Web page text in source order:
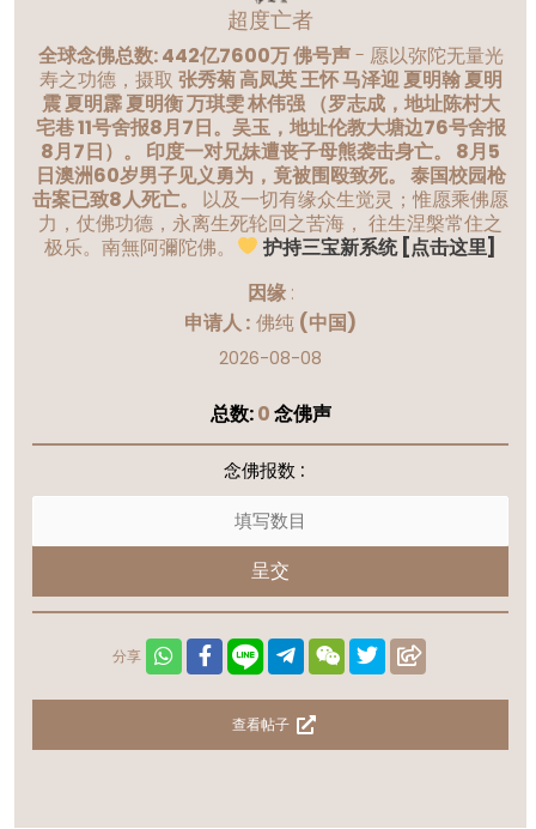
超度亡者
全球念佛总数: 442亿7600万 佛号声- 愿以弥陀无量光
寿之功德，摄取 张秀菊 高凤英 王怀 马泽迎 夏明翰 夏明
震 夏明霹 夏明衡 万琪雯 林伟强 （罗志成，地址陈村大
宅巷 11号舍报8月7日。吴玉，地址伦教大塘边76号舍报
8月7日）。 印度一对兄妹遭丧子母熊袭击身亡。 8月5
日澳洲60岁男子见义勇为，竟被围殴致死。 泰国校园枪
击案已致8人死亡。 以及一切有缘众生觉灵；惟愿乘佛愿
力，仗佛功德，永离生死轮回之苦海， 往生涅槃常住之
极乐。南無阿彌陀佛。
护持三宝新系统 [点击这里]
因缘:
申请人 : 佛纯 (中国)
2026-08-08
总数:0念佛声
分享
查看帖子
念佛报数 :
呈交